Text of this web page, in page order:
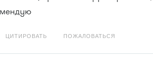
ЦИТИРОВАТЬ ПОЖАЛОВАТЬСЯ